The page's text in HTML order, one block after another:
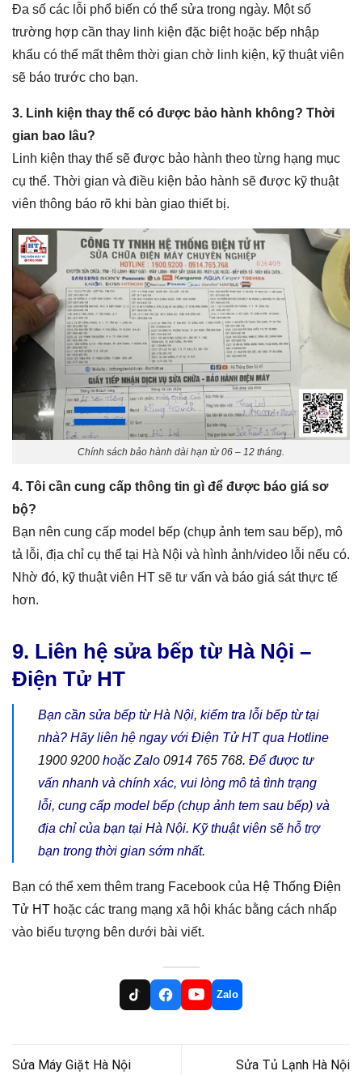
Đa số các lỗi phổ biến có thể sửa trong ngày. Một số
trường hợp cần thay linh kiện đặc biệt hoặc bếp nhập
khẩu có thể mất thêm thời gian chờ linh kiện, kỹ thuật viên
sẽ báo trước cho bạn.
3. Linh kiện thay thế có được bảo hành không? Thời
gian bao lâu?
Linh kiện thay thế sẽ được bảo hành theo từng hạng mục
cụ thể. Thời gian và điều kiện bảo hành sẽ được kỹ thuật
viên thông báo rõ khi bàn giao thiết bị.
Chính sách bảo hành dài hạn từ 06 – 12 tháng.
4. Tôi cần cung cấp thông tin gì để được báo giá sơ
bộ?
Bạn nên cung cấp model bếp (chụp ảnh tem sau bếp), mô
tả lỗi, địa chỉ cụ thể tại Hà Nội và hình ảnh/video lỗi nếu có.
Nhờ đó, kỹ thuật viên HT sẽ tư vấn và báo giá sát thực tế
hơn.
9. Liên hệ sửa bếp từ Hà Nội –
Điện Tử HT
Bạn cần sửa bếp từ Hà Nội, kiểm tra lỗi bếp từ tại
nhà? Hãy liên hệ ngay với Điện Tử HT qua Hotline
1900 9200 hoặc Zalo 0914 765 768. Để được tư
vấn nhanh và chính xác, vui lòng mô tả tình trạng
lỗi, cung cấp model bếp (chụp ảnh tem sau bếp) và
địa chỉ của bạn tại Hà Nội. Kỹ thuật viên sẽ hỗ trợ
bạn trong thời gian sớm nhất.
Bạn có thể xem thêm trang Facebook của Hệ Thống Điện
Tử HT hoặc các trang mạng xã hội khác bằng cách nhấp
vào biểu tượng bên dưới bài viết.
Zalo
Sửa Máy Giặt Hà Nội Sửa Tủ Lạnh Hà Nội